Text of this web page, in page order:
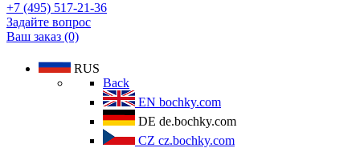
+7 (495) 517-21-36
Задайте вопрос
Ваш заказ (0)
RUS
Back
EN bochky.com
DE de.bochky.com
CZ cz.bochky.com